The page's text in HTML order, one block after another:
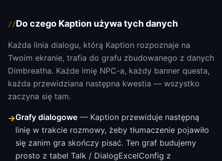
//Do czego Kaption używa tych danych
Każda linia dialogu, którą Kaption rozpoznaje na
Twoim ekranie, trafia do grafu zbudowanego z danych
Dimbreatha. Każde imię NPC-a, każdy banner questa,
każda przewidziana następna kwestia — wszystko
zaczyna się tam.
→Grafy dialogowe — Kaption przewiduje następną
linię w trakcie rozmowy, żeby tłumaczenie pojawiło
się zanim gra skończy pisać. Ten graf budujemy
prosto z tabel Talk / DialogExcelConfig z